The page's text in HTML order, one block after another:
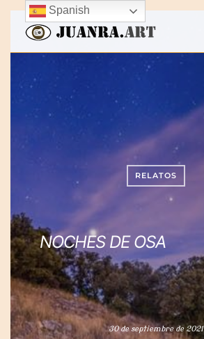
RELATOS
NOCHES DE OSA
30 de septiembre de 2021
Spanish